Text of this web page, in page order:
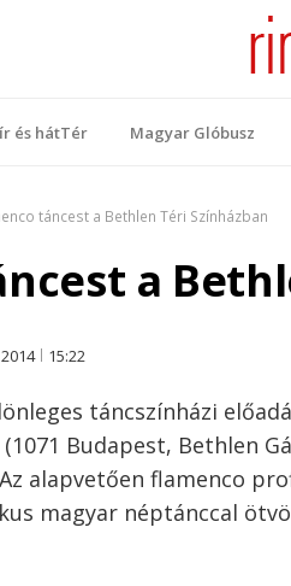
és hátTér Magyar Glóbusz
táncest a Bethlen Téri Színházban
a
15:22
táncszínházi
(1071 Budapest, Bethlen
Az alapvetően flamenco
magyar néptánccal